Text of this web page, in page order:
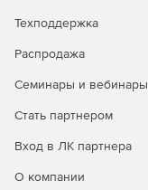
Техподдержка
Распродажа
Семинары и вебинары
Стать партнером
Вход в ЛК партнера
О компании